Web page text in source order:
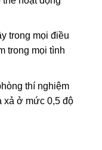
trong mọi điều
trong mọi tình
thí nghiệm
xả ở mức 0,5 độ